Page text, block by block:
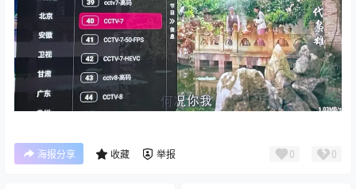
海报分享 收藏 举报 0 0